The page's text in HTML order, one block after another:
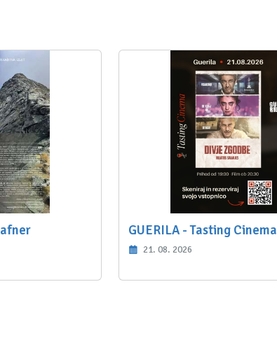
GUERILA - Tasting Cinema
21. 08. 2026